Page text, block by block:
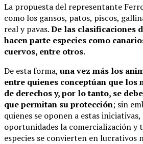
La propuesta del representante
como los gansos, patos, piscos,
real y pavas.De las clasificaciones
hacen parte especies como
cuervos, entre otros.
De esta forma, una vez más los
entre quienes conceptúan que los
de derechos y, por lo tanto, se
que permitan su protección; sin
quienes se oponen a estas
oportunidades la comercialización y
especies se convierten en lucrativos